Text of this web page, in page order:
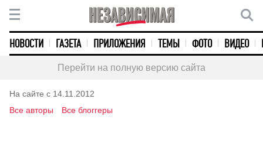
НОВОСТИ ГАЗЕТА ПРИЛОЖЕНИЯ ТЕМЫ ФОТО ВИДЕО
Перейти на полную версию сайта
На сайте с 14.11.2012
Все авторы
Все блоггеры